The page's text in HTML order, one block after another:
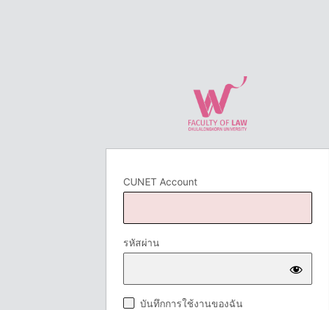
CUNET Account
รหัสผ่าน
บันทึกการใช้งานของฉัน